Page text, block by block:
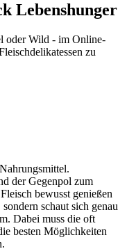
Lebenshunger
oder Wild - im Online-
zu
der Gegenpol zum
bewusst genießen
schaut sich genau
Dabei muss die oft
besten Möglichkeiten